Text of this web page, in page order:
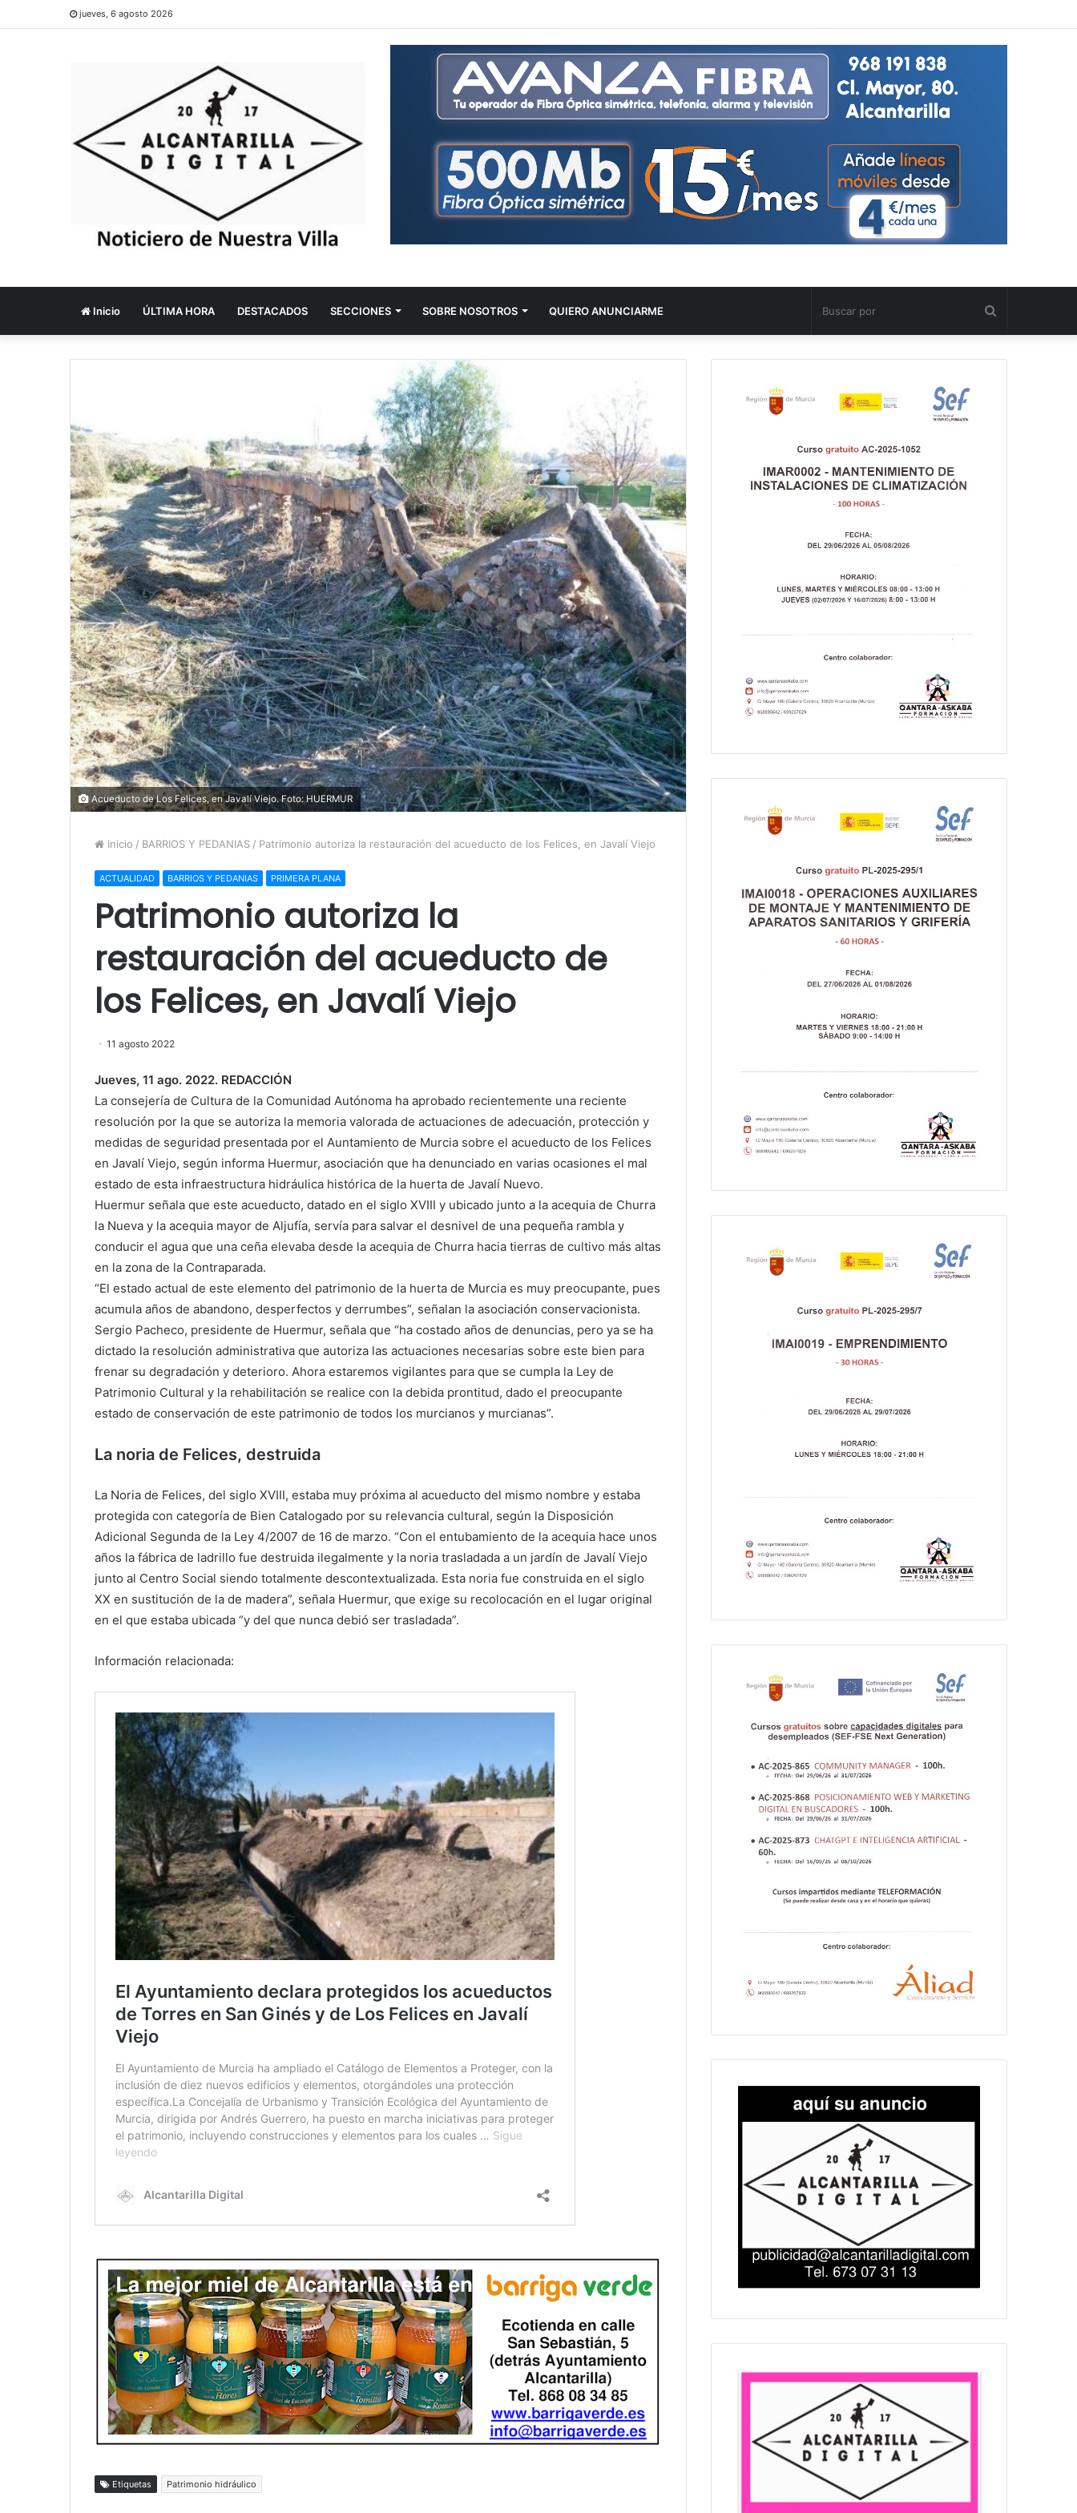
jueves, 6 agosto 2026
Inicio ÚLTIMA HORA DESTACADOS SECCIONES SOBRE NOSOTROS QUIERO ANUNCIARME
por
Acueducto de Los Felices, en Javalí Viejo. Foto: HUERMUR
Inicio / BARRIOS Y PEDANIAS / Patrimonio autoriza la restauración del acueducto de los Felices, en Javalí Viejo
ACTUALIDAD BARRIOS Y PEDANIAS PRIMERA PLANA
Patrimonio autoriza la
restauración del acueducto de
los Felices, en Javalí Viejo
11 agosto 2022
Jueves, 11 ago. 2022. REDACCIÓN
La consejería de Cultura de la Comunidad Autónoma ha aprobado recientemente una reciente
resolución por la que se autoriza la memoria valorada de actuaciones de adecuación, protección y
medidas de seguridad presentada por el Auntamiento de Murcia sobre el acueducto de los Felices
en Javalí Viejo, según informa Huermur, asociación que ha denunciado en varias ocasiones el mal
estado de esta infraestructura hidráulica histórica de la huerta de Javalí Nuevo.
Huermur señala que este acueducto, datado en el siglo XVIII y ubicado junto a la acequia de Churra
la Nueva y la acequia mayor de Aljufía, servía para salvar el desnivel de una pequeña rambla y
conducir el agua que una ceña elevaba desde la acequia de Churra hacia tierras de cultivo más altas
en la zona de la Contraparada.
“El estado actual de este elemento del patrimonio de la huerta de Murcia es muy preocupante, pues
acumula años de abandono, desperfectos y derrumbes”, señalan la asociación conservacionista.
Sergio Pacheco, presidente de Huermur, señala que “ha costado años de denuncias, pero ya se ha
dictado la resolución administrativa que autoriza las actuaciones necesarias sobre este bien para
frenar su degradación y deterioro. Ahora estaremos vigilantes para que se cumpla la Ley de
Patrimonio Cultural y la rehabilitación se realice con la debida prontitud, dado el preocupante
estado de conservación de este patrimonio de todos los murcianos y murcianas”.
La noria de Felices, destruida
La Noria de Felices, del siglo XVIII, estaba muy próxima al acueducto del mismo nombre y estaba
protegida con categoría de Bien Catalogado por su relevancia cultural, según la Disposición
Adicional Segunda de la Ley 4/2007 de 16 de marzo. “Con el entubamiento de la acequia hace unos
años la fábrica de ladrillo fue destruida ilegalmente y la noria trasladada a un jardín de Javalí Viejo
junto al Centro Social siendo totalmente descontextualizada. Esta noria fue construida en el siglo
XX en sustitución de la de madera”, señala Huermur, que exige su recolocación en el lugar original
en el que estaba ubicada “y del que nunca debió ser trasladada”.
Información relacionada:
Etiquetas Patrimonio hidráulico